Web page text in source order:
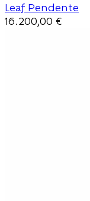
Leaf Pendente
16.200,00 €